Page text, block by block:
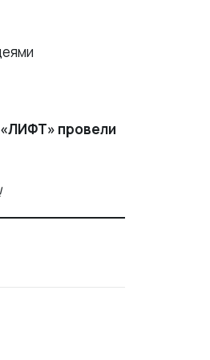
провели